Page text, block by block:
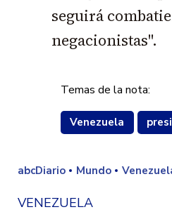
seguirá
negacionistas".
Temas de la nota:
Venezuela
abcDiario Mundo
VENEZUELA